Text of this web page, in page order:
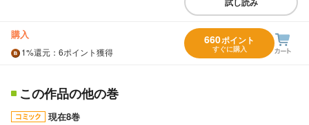
購入
1%還元 ：6ポイント獲得
660ポイント
すぐに購入
この作品の他の巻
現在8巻